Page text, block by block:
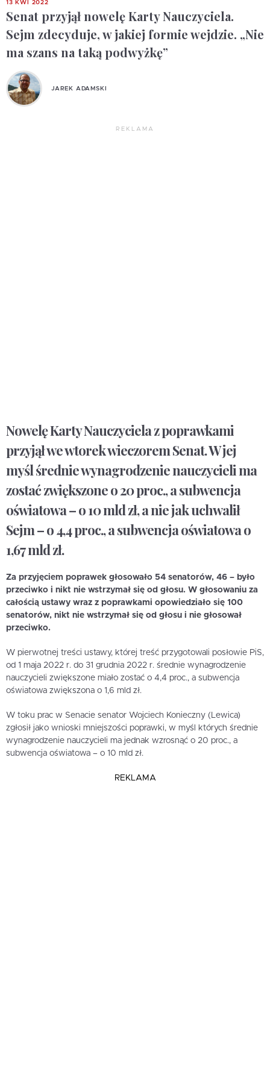
13 KWI 2022
Senat przyjął nowelę Karty Nauczyciela.
Sejm zdecyduje, w jakiej formie wejdzie. „Nie
ma szans na taką podwyżkę”
JAREK ADAMSKI
REKLAMA
Nowelę Karty Nauczyciela z poprawkami
przyjął we wtorek wieczorem Senat. W jej
myśl średnie wynagrodzenie nauczycieli ma
zostać zwiększone o 20 proc., a subwencja
oświatowa – o 10 mld zł, a nie jak uchwalił
Sejm – o 4,4 proc., a subwencja oświatowa o
1,67 mld zł.
Za przyjęciem poprawek głosowało 54 senatorów, 46 – było
przeciwko i nikt nie wstrzymał się od głosu. W głosowaniu za
całością ustawy wraz z poprawkami opowiedziało się 100
senatorów, nikt nie wstrzymał się od głosu i nie głosował
przeciwko.
W pierwotnej treści ustawy, której treść przygotowali posłowie PiS,
od 1 maja 2022 r. do 31 grudnia 2022 r. średnie wynagrodzenie
nauczycieli zwiększone miało zostać o 4,4 proc., a subwencja
oświatowa zwiększona o 1,6 mld zł.
W toku prac w Senacie senator Wojciech Konieczny (Lewica)
zgłosił jako wnioski mniejszości poprawki, w myśl których średnie
wynagrodzenie nauczycieli ma jednak wzrosnąć o 20 proc., a
subwencja oświatowa – o 10 mld zł.
REKLAMA